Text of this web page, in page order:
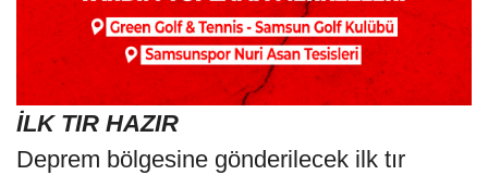
İLK TIR HAZIR
Deprem bölgesine gönderilecek ilk tır